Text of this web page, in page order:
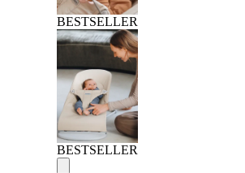
BESTSELLER
BESTSELLER